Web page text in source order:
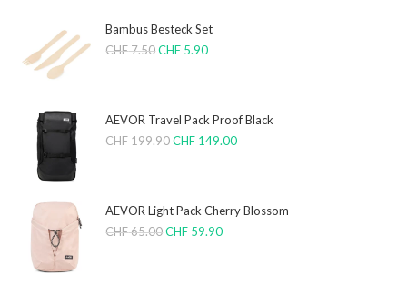
Bambus Besteck Set
CHF7.50 CHF 5.90
AEVOR Travel Pack Proof Black
CHF199.90 CHF 149.00
AEVOR Light Pack Cherry Blossom
CHF65.00 CHF 59.90